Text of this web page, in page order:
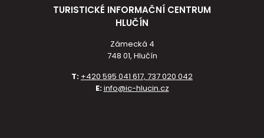
TURISTICKÉ INFORMAČNÍ CENTRUM
HLUČÍN
Zámecká 4
748 01, Hlučín
T: +420 595 041 617, 737 020 042
E:info@ic-hlucin.cz